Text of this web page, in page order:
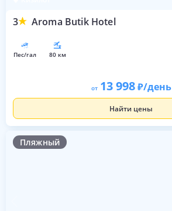
3 Aroma Butik Hotel
пес/гал 80 км
от 13 998 /день
Найти цены
Пляжный